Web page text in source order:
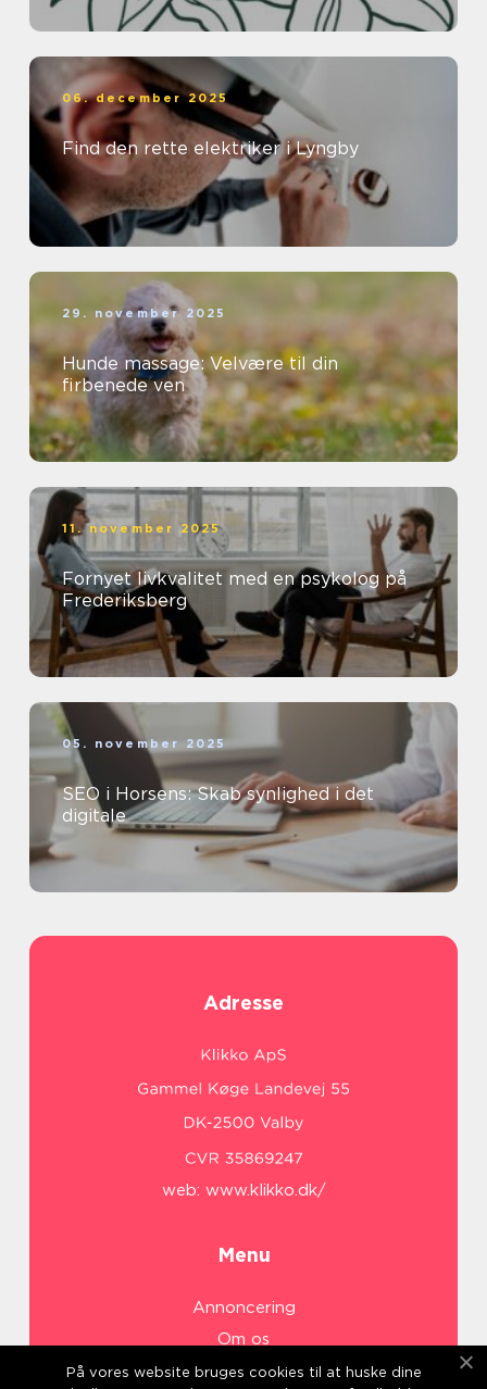
06. december 2025
Find den rette elektriker i Lyngby
29. november 2025
Hunde massage: Velvære til din
firbenede ven
11. november 2025
Fornyet livkvalitet med en psykolog på
Frederiksberg
05. november 2025
SEO i Horsens: Skab synlighed i det
digitale
Adresse
web: www.klikko.dk/
Menu
Annoncering
Om os
Cookies
På vores website bruges cookies til at huske dine